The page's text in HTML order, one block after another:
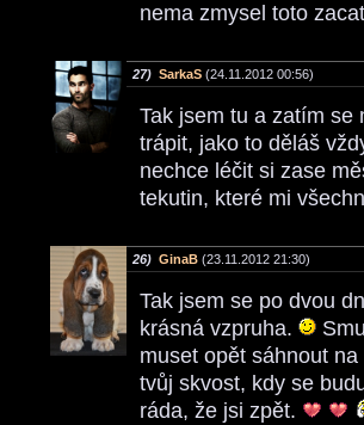
nema zmysel toto
27) SarkaS (24.11.2012 00:56)
Tak jsem tu a zatím se
trápit, jako to děláš
nechce léčit si zase
tekutin, které mi
26) GinaB (23.11.2012 21:30)
Tak jsem se po dvou
krásná vzpruha.
muset opět sáhnout
tvůj skvost, kdy se
ráda, že jsi zpět.